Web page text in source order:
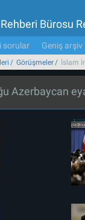
Rehberi Bürosu
sorular Geniş arşiv
Görüşmeler İslam
Azerbaycan